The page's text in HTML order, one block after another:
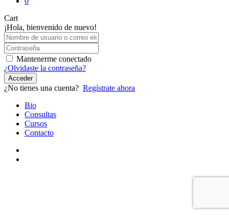
CartClose
Cart
¡Hola, bienvenido de nuevo!
Mantenerme conectado
¿Olvidaste la contraseña?
Acceder
¿No tienes una cuenta? Regístrate ahora
Close
Menu
Bio
Consultas
Cursos
Contacto